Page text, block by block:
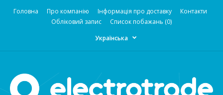
Головна Про компанію Інформація про доставку
Контакти
Обліковий запис
Список побажань (0)
Українська